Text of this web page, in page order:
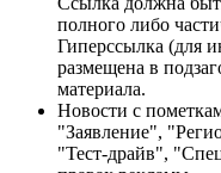
полного либо
Гиперссылка (для
размещена в
материала.
Новости с
"Заявление",
"Тест-драйв",